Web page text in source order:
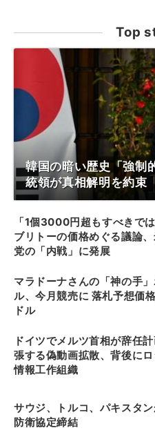
Top
韓国の暗い歴史「強制
統領が真相解明を約束
「1個3000円超もすべきでは
ブリトーの価格めぐる議論
党の「内戦」に発展
マラドーナさんの「神の手
ル、今月競売に 落札予想価
ドル
ドイツでメルツ首相が辞任
張する偽動画拡散、背後に
情報工作組織
サウジ、トルコ、パキスタ
防衛協定締結